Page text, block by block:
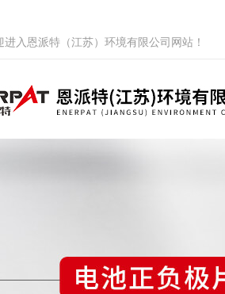
进入恩派特（江苏）环境有限公司网站！